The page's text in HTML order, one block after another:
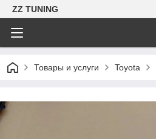
ZZ TUNING
Товары и услуги Toyota